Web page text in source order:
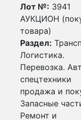
Лот №: 3941
АУКЦИОН
товара)
Раздел:
Логистика.
Перевозка.
спецтехники
продажа и
Запасные
Ремонт и